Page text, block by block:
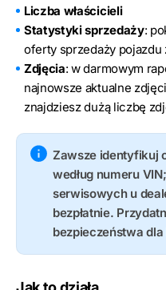
Liczba właścicieli
Statystyki sprzedaży:
oferty sprzedaży pojazdu
Zdjęcia: w darmowym
najnowsze aktualne
znajdziesz dużą liczbę
Zawsze identyfikuj
według numeru
serwisowych u
bezpłatnie.
bezpieczeństwa